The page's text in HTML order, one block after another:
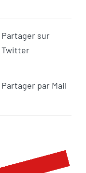
Partager sur
Twitter
Partager par Mail